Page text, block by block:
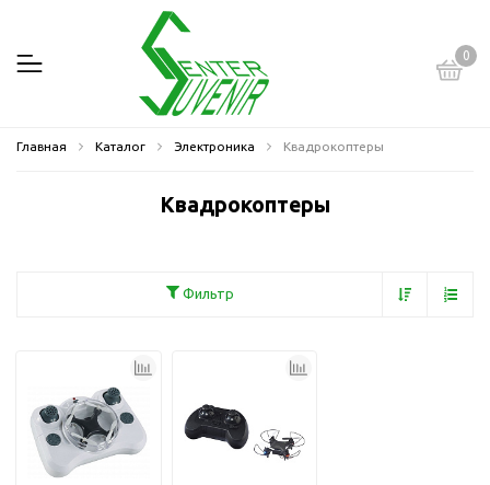
0
Главная Каталог Электроника Квадрокоптеры
Квадрокоптеры
Фильтр